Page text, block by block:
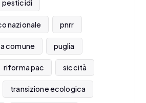
pesticidi
nazionale pnrr
comune puglia
riforma pac siccità
transizione ecologica